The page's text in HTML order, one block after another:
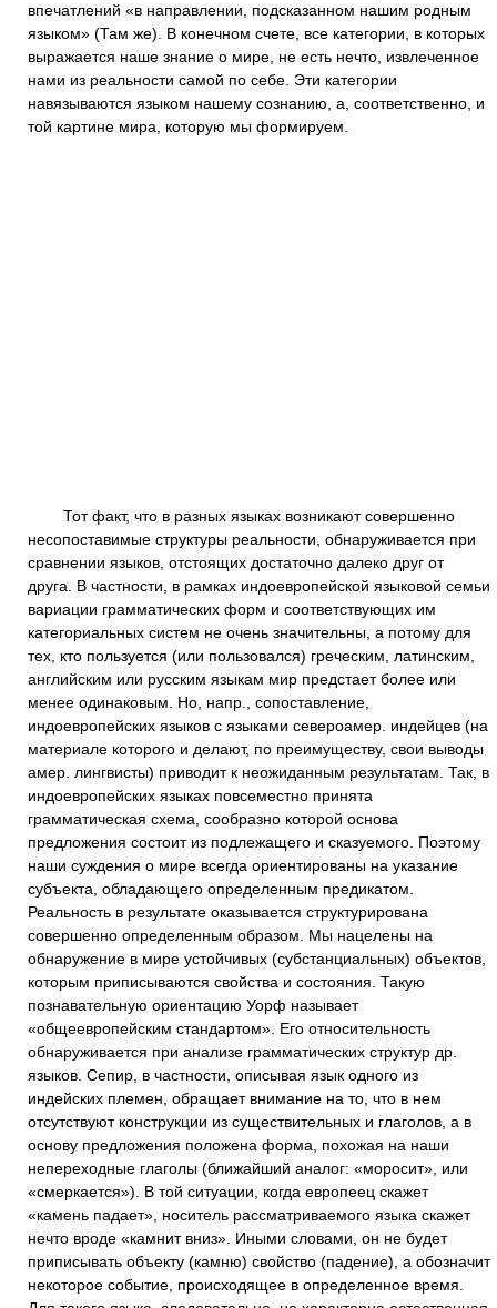
впечатлений «в направлении, подсказанном нашим родным
языком» (Там же). В конечном счете, все категории, в которых
выражается наше знание о мире, не есть нечто, извлеченное
нами из реальности самой по себе. Эти категории
навязываются языком нашему сознанию, а, соответственно, и
той картине мира, которую мы формируем.
Тот факт, что в разных языках возникают совершенно
несопоставимые структуры реальности, обнаруживается при
сравнении языков, отстоящих достаточно далеко друг от
друга. В частности, в рамках индоевропейской языковой семьи
вариации грамматических форм и соответствующих им
категориальных систем не очень значительны, а потому для
тех, кто пользуется (или пользовался) греческим, латинским,
английским или русским языкам мир предстает более или
менее одинаковым. Но, напр., сопоставление,
индоевропейских языков с языками североамер. индейцев (на
материале которого и делают, по преимуществу, свои выводы
амер. лингвисты) приводит к неожиданным результатам. Так, в
индоевропейских языках повсеместно принята
грамматическая схема, сообразно которой основа
предложения состоит из подлежащего и сказуемого. Поэтому
наши суждения о мире всегда ориентированы на указание
субъекта, обладающего определенным предикатом.
Реальность в результате оказывается структурирована
совершенно определенным образом. Мы нацелены на
обнаружение в мире устойчивых (субстанциальных) объектов,
которым приписываются свойства и состояния. Такую
познавательную ориентацию Уорф называет
«общеевропейским стандартом». Его относительность
обнаруживается при анализе грамматических структур др.
языков. Сепир, в частности, описывая язык одного из
индейских племен, обращает внимание на то, что в нем
отсутствуют конструкции из существительных и глаголов, а в
основу предложения положена форма, похожая на наши
непереходные глаголы (ближайший аналог: «моросит», или
«смеркается»). В той ситуации, когда европеец скажет
«камень падает», носитель рассматриваемого языка скажет
нечто вроде «камнит вниз». Иными словами, он не будет
приписывать объекту (камню) свойство (падение), а обозначит
некоторое событие, происходящее в определенное время.